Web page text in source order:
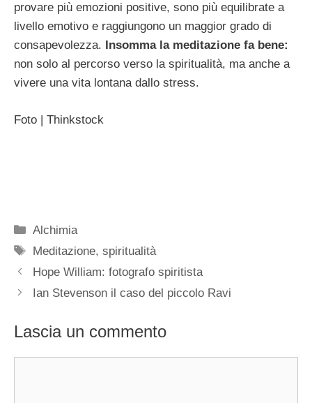
provare più emozioni positive, sono più equilibrate a
livello emotivo e raggiungono un maggior grado di
consapevolezza. Insomma la meditazione fa bene:
non solo al percorso verso la spiritualità, ma anche a
vivere una vita lontana dallo stress.
Foto | Thinkstock
Categorie
Alchimia
Tag
Meditazione,spiritualità
Hope William: fotografo spiritista
Ian Stevenson il caso del piccolo Ravi
Lascia un commento